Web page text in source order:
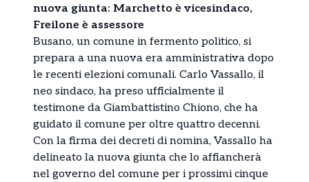
nuova giunta: Marchetto è vicesindaco,
Freilone è assessore
Busano, un comune in fermento politico, si
prepara a una nuova era amministrativa dopo
le recenti elezioni comunali. Carlo Vassallo, il
neo sindaco, ha preso ufficialmente il
testimone da Giambattistino Chiono, che ha
guidato il comune per oltre quattro decenni.
Con la firma dei decreti di nomina, Vassallo ha
delineato la nuova giunta che lo affiancherà
nel governo del comune per i prossimi cinque